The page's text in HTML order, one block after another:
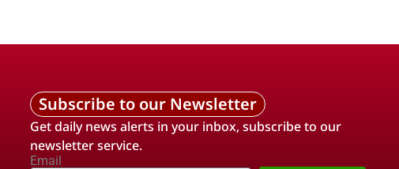
Subscribe to our Newsletter
Get daily news alerts in your inbox, subscribe to our
newsletter service.
Email